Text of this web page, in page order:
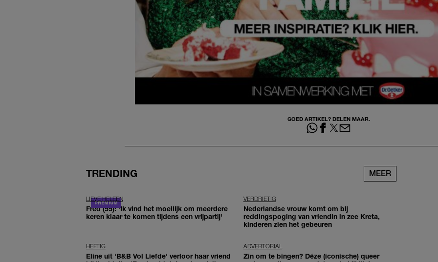
GOED ARTIKEL? DELEN MAAR.
TRENDING MEER
LIEVE HELEEN
Fred (55): 'Ik vind het moeilijk om meerdere
keren klaar te komen tijdens een vrijpartij'
VERDRIETIG
Nederlandse vrouw komt om bij
reddingspoging van vriendin in zee Kreta,
kinderen zien het gebeuren
HEFTIG
Eline uit 'B&B Vol Liefde' verloor haar vriend
ADVERTORIAL
Zin om te bingen? Déze (iconische) queer